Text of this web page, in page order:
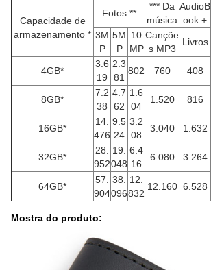
Capacidade de
armazenamento *
Fotos **
*** Da
música
AudioB
ook +
3M
P
5M
P
10
MP
Cançõe
s MP3
Livros
4GB*
3.6
19
2.3
81
802 760 408
8GB*
7.2
38
4.7
62
1.6
04
1.520 816
16GB*
14.
476
9.5
24
3.2
08
3.040 1.632
32GB*
28.
952
19.
048
6.4
16
6.080 3.264
64GB*
57.
904
38.
096
12.
832
12.160 6.528
Mostra do produto: